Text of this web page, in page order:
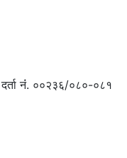
दर्ता नंं. ००२३६/०८०-०८१